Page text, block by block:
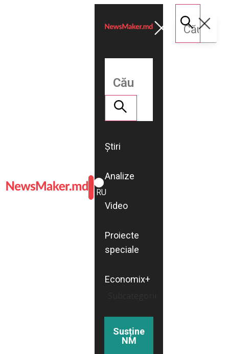
ROMÂNĂ
RU
Știri
Analize
Video
Proiecte
speciale
Economix+
Susține
NM